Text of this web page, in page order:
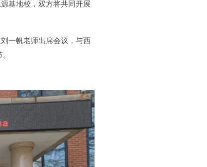
基地校，双方将共同开展
一帆老师出席会议，与西